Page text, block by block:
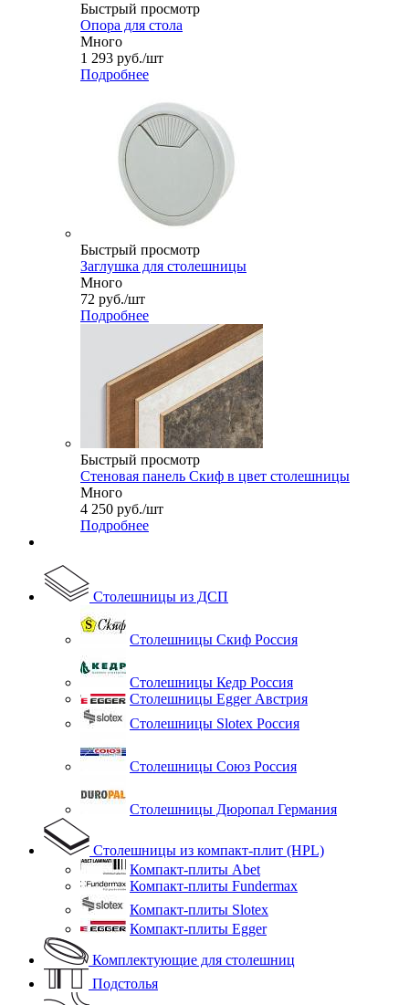
Быстрый просмотр
Опора для стола
Много
1 293 руб./шт
Подробнее
Быстрый просмотр
Заглушка для столешницы
Много
72 руб./шт
Подробнее
Быстрый просмотр
Стеновая панель Скиф в цвет столешницы
Много
4 250 руб./шт
Подробнее
Столешницы из ДСП
Столешницы Скиф Россия
Столешницы Кедр Россия
Столешницы Egger Австрия
Столешницы Slotex Россия
Столешницы Союз Россия
Столешницы Дюропал Германия
Столешницы из компакт-плит (HPL)
Компакт-плиты Abet
Компакт-плиты Fundermax
Компакт-плиты Slotex
Компакт-плиты Egger
Комплектующие для столешниц
Подстолья